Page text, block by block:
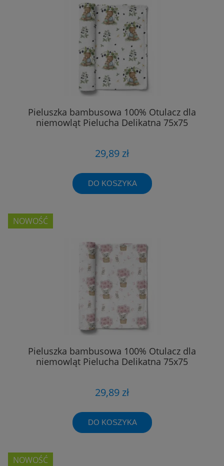
Pieluszka bambusowa 100% Otulacz dla
niemowląt Pielucha Delikatna 75x75
29,89 zł
DO KOSZYKA
Pieluszka bambusowa 100% Otulacz dla
niemowląt Pielucha Delikatna 75x75
29,89 zł
DO KOSZYKA
NOWOŚĆ
NOWOŚĆ